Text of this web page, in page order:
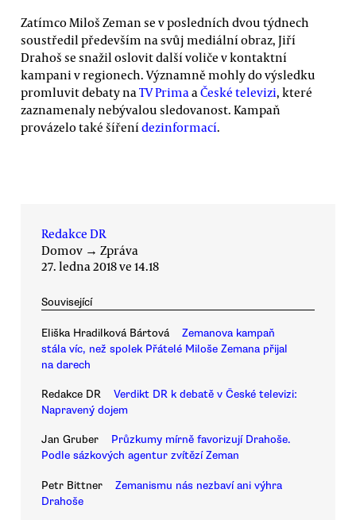
Zatímco Miloš Zeman se v posledních dvou týdnech
soustředil především na svůj mediální obraz, Jiří
Drahoš se snažil oslovit další voliče v kontaktní
kampani v regionech. Významně mohly do výsledku
promluvit debaty na TV Prima a České televizi, které
zaznamenaly nebývalou sledovanost. Kampaň
provázelo také šíření dezinformací.
Redakce DR
Domov → Zpráva
27. ledna 2018 ve 14.18
Související
Eliška Hradilková Bártová
Zemanova kampaň
stála víc, než spolek Přátelé Miloše Zemana přijal
na darech
Redakce DR
Verdikt DR k debatě v České televizi:
Napravený dojem
Jan Gruber
Průzkumy mírně favorizují Drahoše.
Podle sázkových agentur zvítězí Zeman
Petr Bittner
Zemanismu nás nezbaví ani výhra
Drahoše